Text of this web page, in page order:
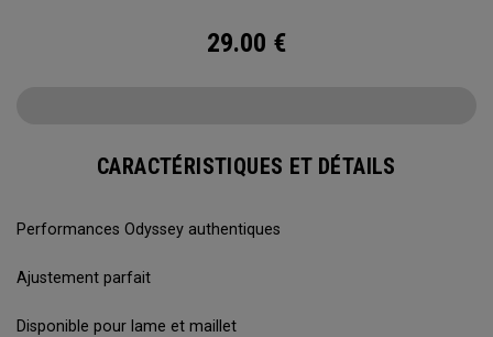
29.00 €
CARACTÉRISTIQUES ET DÉTAILS
Performances Odyssey authentiques
Ajustement parfait
Disponible pour lame et maillet